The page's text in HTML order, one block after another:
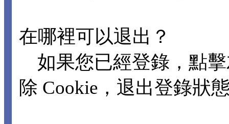
在哪裡可以退出？
如果您已經登錄，點
除 Cookie，退出登錄狀